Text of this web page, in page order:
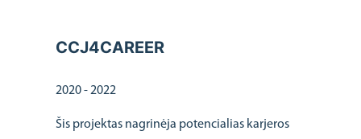
CCJ4CAREER
2020 - 2022
Šis projektas nagrinėja potencialias karjeros